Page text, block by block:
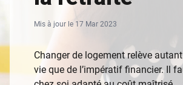
Mis à jour le 17 Mar 2023
Changer de logement relève
vie que de l’impératif financier. Il